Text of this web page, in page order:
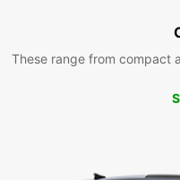
These range from compact